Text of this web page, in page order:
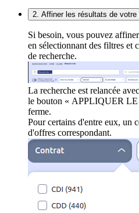
2. Affiner les résultats de votre
Si besoin, vous pouvez
en sélectionnant des filtres et
de recherche.
La recherche est relancée
le bouton « APPLIQUER
ferme.
Pour certains d'entre eux, un
d'offres correspondant.